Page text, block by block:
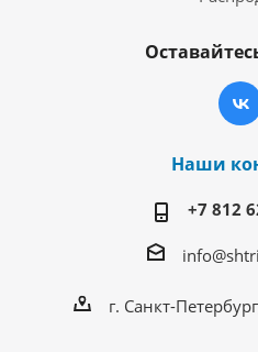
Наши
+7 812
г. Санкт-